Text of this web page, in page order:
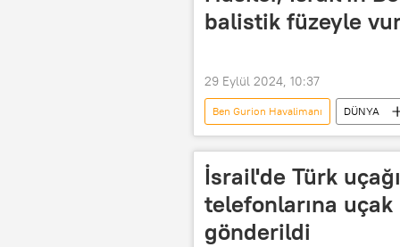
balistik füzeyle
29 Eylül 2024, 10:37
Ben Gurion Havalimanı DÜNYA
Ben Gurion
Benyamin
İsrail'de Türk
telefonlarına
gönderildi